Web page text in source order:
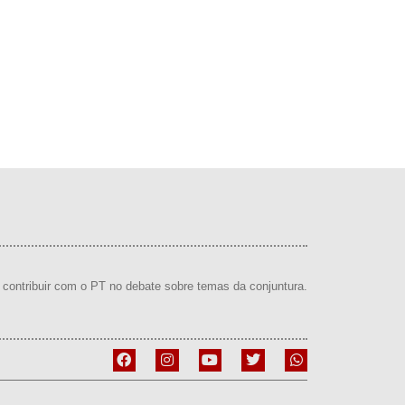
com o PT no debate sobre temas da conjuntura.